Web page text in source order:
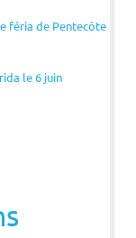
féria de Pentecôte
le 6 juin